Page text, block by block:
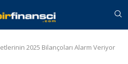
2025 Bilançoları Alarm Veriyor